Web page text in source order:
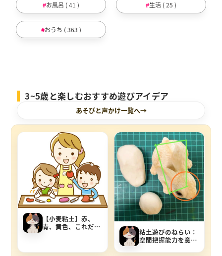
お風呂 ( 41 ) 生活 ( 25 )
おうち ( 363 )
3~5歳と楽しむおすすめ遊びアイデア
あそびと声かけ一覧へ
【小麦粘土】赤、
青、黄色、これだけ
【三原色】
粘土遊びのねらい：
空間把握能力を意識